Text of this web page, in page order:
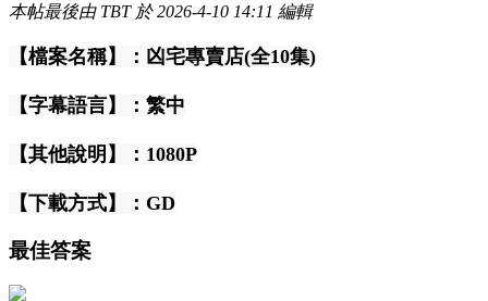
本帖最後由 TBT 於 2026-4-10 14:11 編輯
【檔案名稱】：凶宅專賣店(全10集)
【字幕語言】：繁中
【其他說明】：1080P
【下載方式】：GD
最佳答案